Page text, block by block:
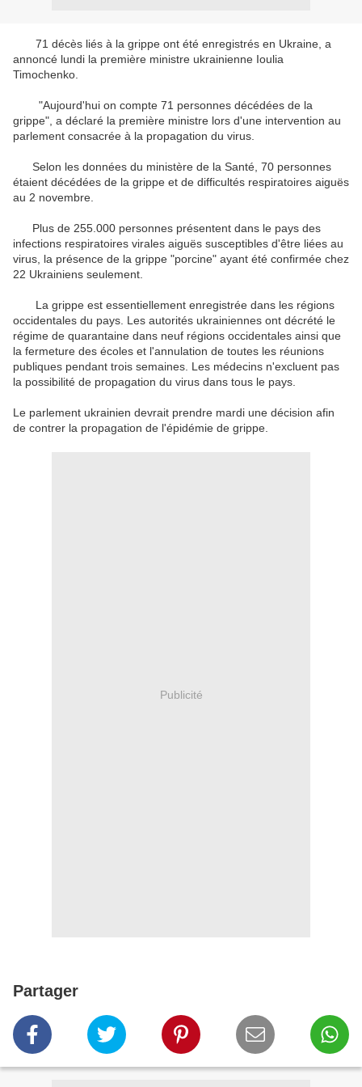
71 décès liés à la grippe ont été enregistrés en Ukraine, a
annoncé lundi la première ministre ukrainienne Ioulia
Timochenko.
"Aujourd'hui on compte 71 personnes décédées de la
grippe", a déclaré la première ministre lors d'une intervention au
parlement consacrée à la propagation du virus.
Selon les données du ministère de la Santé, 70 personnes
étaient décédées de la grippe et de difficultés respiratoires aiguës
au 2 novembre.
Plus de 255.000 personnes présentent dans le pays des
infections respiratoires virales aiguës susceptibles d'être liées au
virus, la présence de la grippe "porcine" ayant été confirmée chez
22 Ukrainiens seulement.
La grippe est essentiellement enregistrée dans les régions
occidentales du pays. Les autorités ukrainiennes ont décrété le
régime de quarantaine dans neuf régions occidentales ainsi que
la fermeture des écoles et l'annulation de toutes les réunions
publiques pendant trois semaines. Les médecins n'excluent pas
la possibilité de propagation du virus dans tous le pays.
Le parlement ukrainien devrait prendre mardi une décision afin
de contrer la propagation de l'épidémie de grippe.
Publicité
Partager